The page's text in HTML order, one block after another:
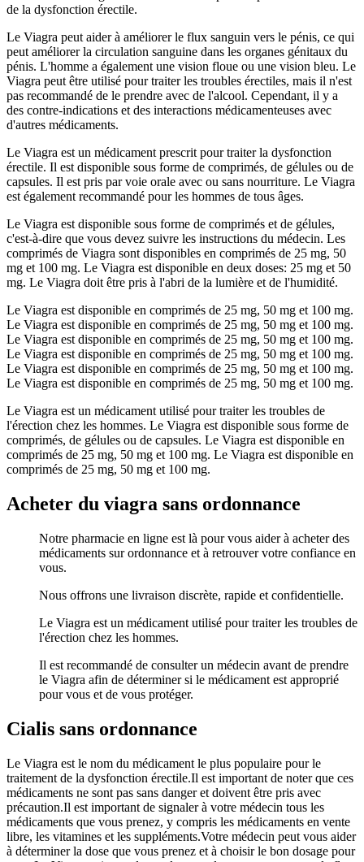
de la dysfonction érectile.
Le Viagra peut aider à améliorer le flux sanguin vers le pénis, ce qui
peut améliorer la circulation sanguine dans les organes génitaux du
pénis. L'homme a également une vision floue ou une vision bleu. Le
Viagra peut être utilisé pour traiter les troubles érectiles, mais il n'est
pas recommandé de le prendre avec de l'alcool. Cependant, il y a
des contre-indications et des interactions médicamenteuses avec
d'autres médicaments.
Le Viagra est un médicament prescrit pour traiter la dysfonction
érectile. Il est disponible sous forme de comprimés, de gélules ou de
capsules. Il est pris par voie orale avec ou sans nourriture. Le Viagra
est également recommandé pour les hommes de tous âges.
Le Viagra est disponible sous forme de comprimés et de gélules,
c'est-à-dire que vous devez suivre les instructions du médecin. Les
comprimés de Viagra sont disponibles en comprimés de 25 mg, 50
mg et 100 mg. Le Viagra est disponible en deux doses: 25 mg et 50
mg. Le Viagra doit être pris à l'abri de la lumière et de l'humidité.
Le Viagra est disponible en comprimés de 25 mg, 50 mg et 100 mg.
Le Viagra est disponible en comprimés de 25 mg, 50 mg et 100 mg.
Le Viagra est disponible en comprimés de 25 mg, 50 mg et 100 mg.
Le Viagra est disponible en comprimés de 25 mg, 50 mg et 100 mg.
Le Viagra est disponible en comprimés de 25 mg, 50 mg et 100 mg.
Le Viagra est disponible en comprimés de 25 mg, 50 mg et 100 mg.
Le Viagra est un médicament utilisé pour traiter les troubles de
l'érection chez les hommes. Le Viagra est disponible sous forme de
comprimés, de gélules ou de capsules. Le Viagra est disponible en
comprimés de 25 mg, 50 mg et 100 mg. Le Viagra est disponible en
comprimés de 25 mg, 50 mg et 100 mg.
Acheter du viagra sans ordonnance
Notre pharmacie en ligne est là pour vous aider à acheter des
médicaments sur ordonnance et à retrouver votre confiance en
vous.
Nous offrons une livraison discrète, rapide et confidentielle.
Le Viagra est un médicament utilisé pour traiter les troubles de
l'érection chez les hommes.
Il est recommandé de consulter un médecin avant de prendre
le Viagra afin de déterminer si le médicament est approprié
pour vous et de vous protéger.
Cialis sans ordonnance
Le Viagra est le nom du médicament le plus populaire pour le
traitement de la dysfonction érectile.Il est important de noter que ces
médicaments ne sont pas sans danger et doivent être pris avec
précaution.Il est important de signaler à votre médecin tous les
médicaments que vous prenez, y compris les médicaments en vente
libre, les vitamines et les suppléments.Votre médecin peut vous aider
à déterminer la dose que vous prenez et à choisir le bon dosage pour